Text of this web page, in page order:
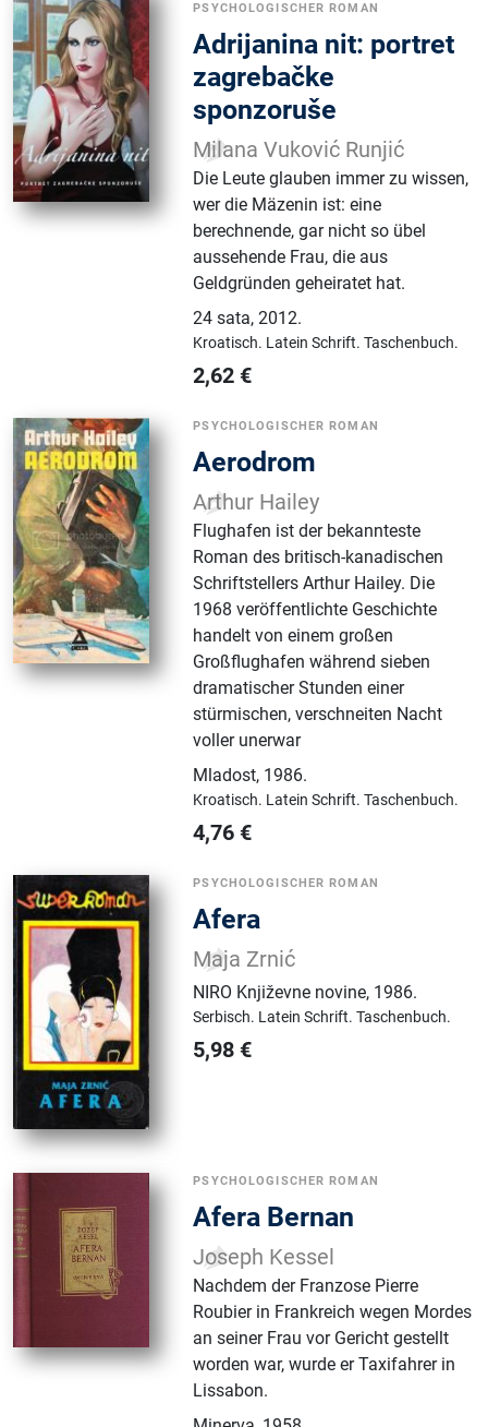
PSYCHOLOGISCHER ROMAN
Adrijanina nit: portret
zagrebačke
sponzoruše
Milana Vuković Runjić
Die Leute glauben immer zu wissen,
wer die Mäzenin ist: eine
berechnende, gar nicht so übel
aussehende Frau, die aus
Geldgründen geheiratet hat.
24 sata,2012.
Kroatisch. Latein Schrift.Taschenbuch.
2,62 €
PSYCHOLOGISCHER ROMAN
Aerodrom
Arthur Hailey
Flughafen ist der bekannteste
Roman des britisch-kanadischen
Schriftstellers Arthur Hailey. Die
1968 veröffentlichte Geschichte
handelt von einem großen
Großflughafen während sieben
dramatischer Stunden einer
stürmischen, verschneiten Nacht
voller unerwar
Mladost, 1986.
Kroatisch. Latein Schrift.Taschenbuch.
4,76 €
PSYCHOLOGISCHER ROMAN
Afera
Maja Zrnić
NIRO Književne novine, 1986.
Serbisch. Latein Schrift.Taschenbuch.
5,98 €
PSYCHOLOGISCHER ROMAN
Afera Bernan
Joseph Kessel
Nachdem der Franzose Pierre
Roubier in Frankreich wegen Mordes
an seiner Frau vor Gericht gestellt
worden war, wurde er Taxifahrer in
Lissabon.